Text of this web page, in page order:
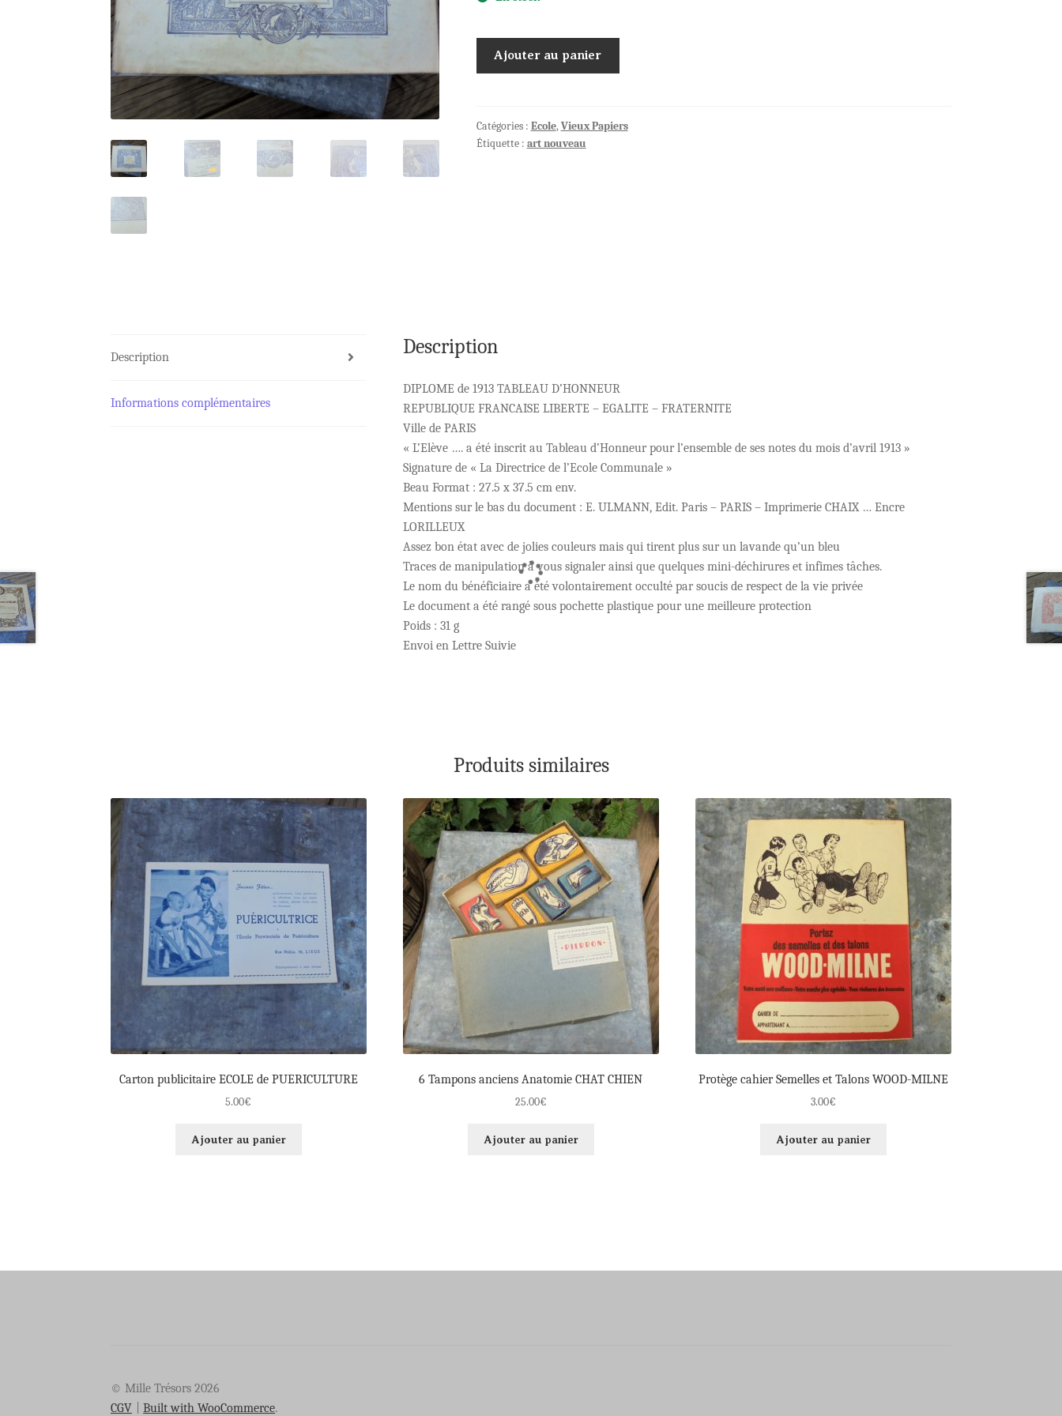
1913
TABLEAU
Ajouter au panier
Catégories : Ecole,Vieux Papiers
Étiquette : art nouveau
Description
Informations complémentaires
Description
DIPLOME de 1913 TABLEAU D’HONNEUR
REPUBLIQUE FRANCAISE LIBERTE – EGALITE – FRATERNITE
Ville de PARIS
« L’Elève …. a été inscrit au Tableau d’Honneur pour l’ensemble de ses notes du mois d’avril 1913 »
Signature de « La Directrice de l’Ecole Communale »
Beau Format : 27.5 x 37.5 cm env.
Mentions sur le bas du document : E. ULMANN, Edit. Paris – PARIS – Imprimerie CHAIX … Encre
LORILLEUX
Assez bon état avec de jolies couleurs mais qui tirent plus sur un lavande qu’un bleu
Traces de manipulation à vous signaler ainsi que quelques mini-déchirures et infimes tâches.
Le nom du bénéficiaire a été volontairement occulté par soucis de respect de la vie privée
Le document a été rangé sous pochette plastique pour une meilleure protection
Poids : 31 g
Envoi en Lettre Suivie
Produits similaires
Carton publicitaire ECOLE de PUERICULTURE
5.00€
Ajouter au panier
6 Tampons anciens Anatomie CHAT CHIEN
25.00€
Ajouter au panier
Protège cahier Semelles et Talons WOOD-MILNE
3.00€
Ajouter au panier
© Mille Trésors 2026
CGV
Built with WooCommerce.